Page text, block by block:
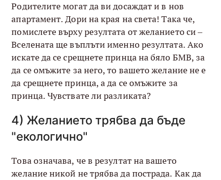
Родителите могат да ви досаждат и в нов
апартамент. Дори на края на света! Така че,
помислете върху резултата от желанието си –
Вселената ще въплъти именно резултата. Ако
искате да се срещнете принца на бяло БМВ, за
да се омъжите за него, то вашето желание не е
да срещнете принца, а да се омъжите за
принца. Чувствате ли разликата?
4) Желанието трябва да бъде
"екологично"
Това означава, че в резултат на вашето
желание никой не трябва да пострада. Как да